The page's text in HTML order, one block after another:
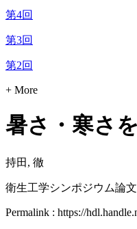
第4回
第3回
第2回
+ More
暑さ・寒さ
持田, 徹
衛生工学シンポジウム論文
Permalink : https://